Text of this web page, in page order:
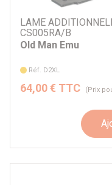
LAME
CS005RA/B
Old Man Emu
Réf. D2XL
64,00 € TTC (Prix